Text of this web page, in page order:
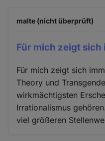
malte (nicht überprüft)
Für mich zeigt sich
Für mich zeigt sich
Theory und
wirkmächtigsten
Irrationalismus
viel größeren